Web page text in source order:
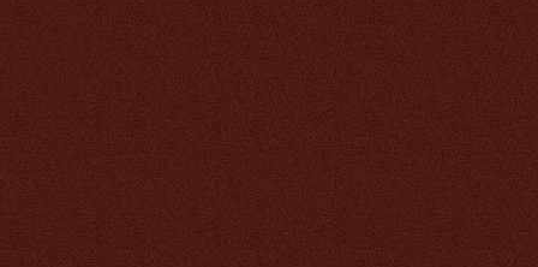
под заказ
Расческа Тяньши
(массажер
электростимулятор)